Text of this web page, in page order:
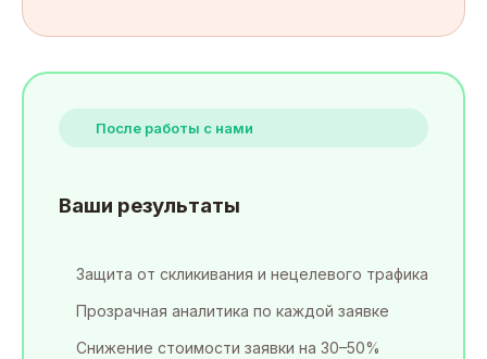
После работы с нами
Ваши результаты
Защита от скликивания и нецелевого трафика
Прозрачная аналитика по каждой заявке
Снижение стоимости заявки на 30–50%